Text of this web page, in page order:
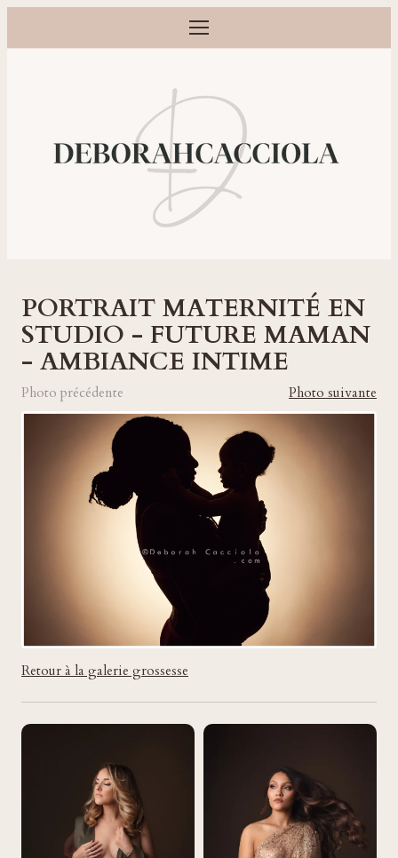
Ouvrir le menu
Photographe grossesse, naissance, bébé et famille à Orléans
PORTRAIT MATERNITÉ EN
STUDIO - FUTURE MAMAN
- AMBIANCE INTIME
Photo précédente Photo suivante
Retour à la galerie grossesse